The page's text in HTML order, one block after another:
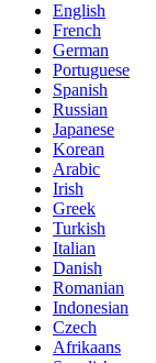
English
French
German
Portuguese
Spanish
Russian
Japanese
Korean
Arabic
Irish
Greek
Turkish
Italian
Danish
Romanian
Indonesian
Czech
Afrikaans